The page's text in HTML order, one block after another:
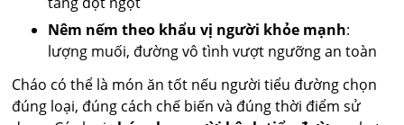
Nêm nếm theo khẩu vị người khỏe mạnh:
lượng muối, đường vô tình vượt ngưỡng an toàn
Cháo có thể là món ăn tốt nếu người tiểu đường chọn
đúng loại, đúng cách chế biến và đúng thời điểm sử